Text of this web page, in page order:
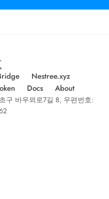
Nestree.xyz
Docs About
구 바우뫼로7길 8, 우편번호: